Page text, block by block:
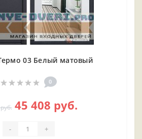
03 Белый матовый
0
45 408 руб.
- +